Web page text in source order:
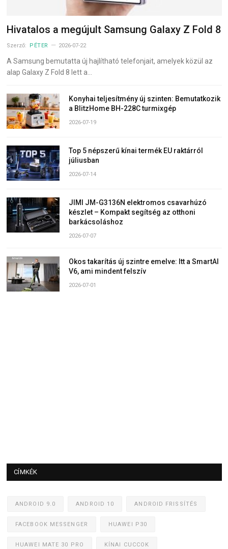
Hivatalos a megújult Samsung Galaxy Z Fold 8
Szerző: PÉTER 2026-07-22
A Samsung bemutatta új hajlítható telefonjait, amelyek közül az
alap Galaxy Z Fold 8 lett a…
Konyhai teljesítmény új szinten: Bemutatkozik
a BlitzHome BH-228C turmixgép
2026-07-19
Top 5 népszerű kínai termék EU raktárról
júliusban
2026-07-14
JIMI JM-G3136N elektromos csavarhúzó
készlet – Kompakt segítség az otthoni
barkácsoláshoz
2026-07-07
Okos takarítás új szintre emelve: Itt a SmartAI
V6, ami mindent felszív
2026-07-01
CÍMKÉK
ANDROID 9.0 ANDROID 10 ANDROID FRISSÍTÉS
FACEBOOK MESSENGER HUAWEI P30
HUAWEI MATE 30 PRO KÍNAI CUCCOK